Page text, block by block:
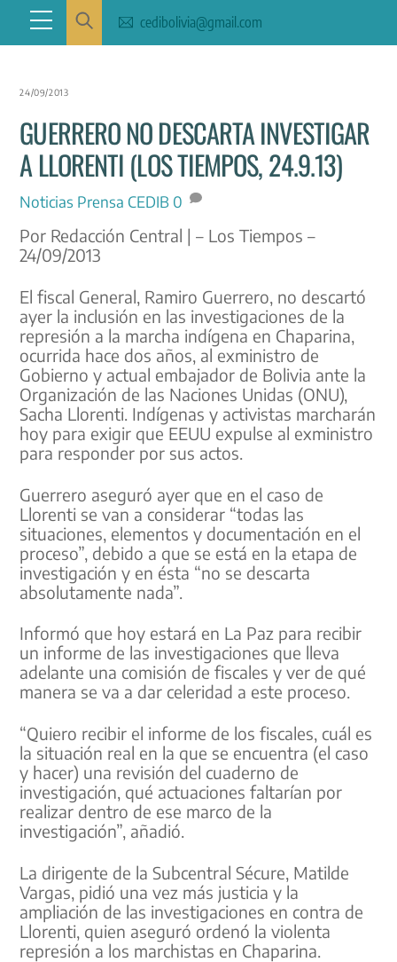
content
Menu cedibolivia@gmail.com
24/09/2013
GUERRERO NO DESCARTA INVESTIGAR
A LLORENTI (LOS TIEMPOS, 24.9.13)
Noticias Prensa CEDIB 0
Por Redacción Central | – Los Tiempos –
24/09/2013
El fiscal General, Ramiro Guerrero, no descartó
ayer la inclusión en las investigaciones de la
represión a la marcha indígena en Chaparina,
ocurrida hace dos años, al exministro de
Gobierno y actual embajador de Bolivia ante la
Organización de las Naciones Unidas (ONU),
Sacha Llorenti. Indígenas y activistas marcharán
hoy para exigir que EEUU expulse al exministro
para responder por sus actos.
Guerrero aseguró ayer que en el caso de
Llorenti se van a considerar “todas las
situaciones, elementos y documentación en el
proceso”, debido a que se está en la etapa de
investigación y en ésta “no se descarta
absolutamente nada”.
Informó que hoy estará en La Paz para recibir
un informe de las investigaciones que lleva
adelante una comisión de fiscales y ver de qué
manera se va a dar celeridad a este proceso.
“Quiero recibir el informe de los fiscales, cuál es
la situación real en la que se encuentra (el caso
y hacer) una revisión del cuaderno de
investigación, qué actuaciones faltarían por
realizar dentro de ese marco de la
investigación”, añadió.
La dirigente de la Subcentral Sécure, Matilde
Vargas, pidió una vez más justicia y la
ampliación de las investigaciones en contra de
Llorenti, quien aseguró ordenó la violenta
represión a los marchistas en Chaparina.